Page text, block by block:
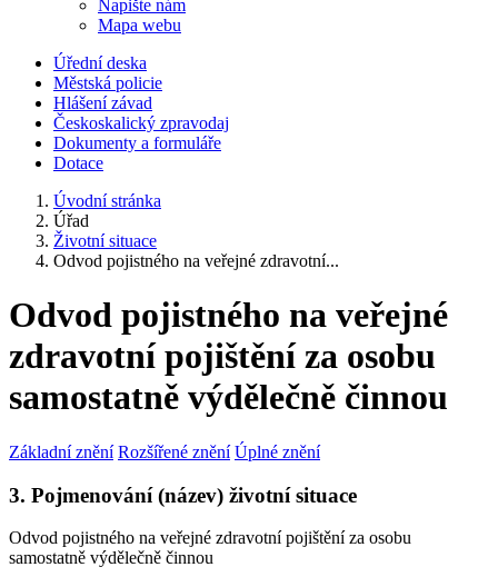
Napište nám
Mapa webu
Úřední deska
Městská policie
Hlášení závad
Českoskalický zpravodaj
Dokumenty a formuláře
Dotace
Úvodní stránka
Úřad
Životní situace
Odvod pojistného na veřejné zdravotní...
Odvod pojistného na veřejné
zdravotní pojištění za osobu
samostatně výdělečně činnou
Základní znění Rozšířené znění Úplné znění
3. Pojmenování (název) životní situace
Odvod pojistného na veřejné zdravotní pojištění za osobu
samostatně výdělečně činnou